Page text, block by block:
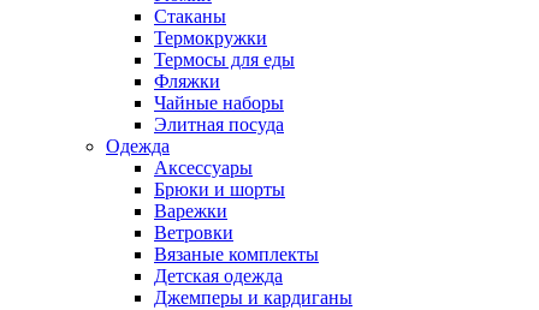
Стаканы
Термокружки
Термосы для еды
Фляжки
Чайные наборы
Элитная посуда
Одежда
Аксессуары
Брюки и шорты
Варежки
Ветровки
Вязаные комплекты
Детская одежда
Джемперы и кардиганы